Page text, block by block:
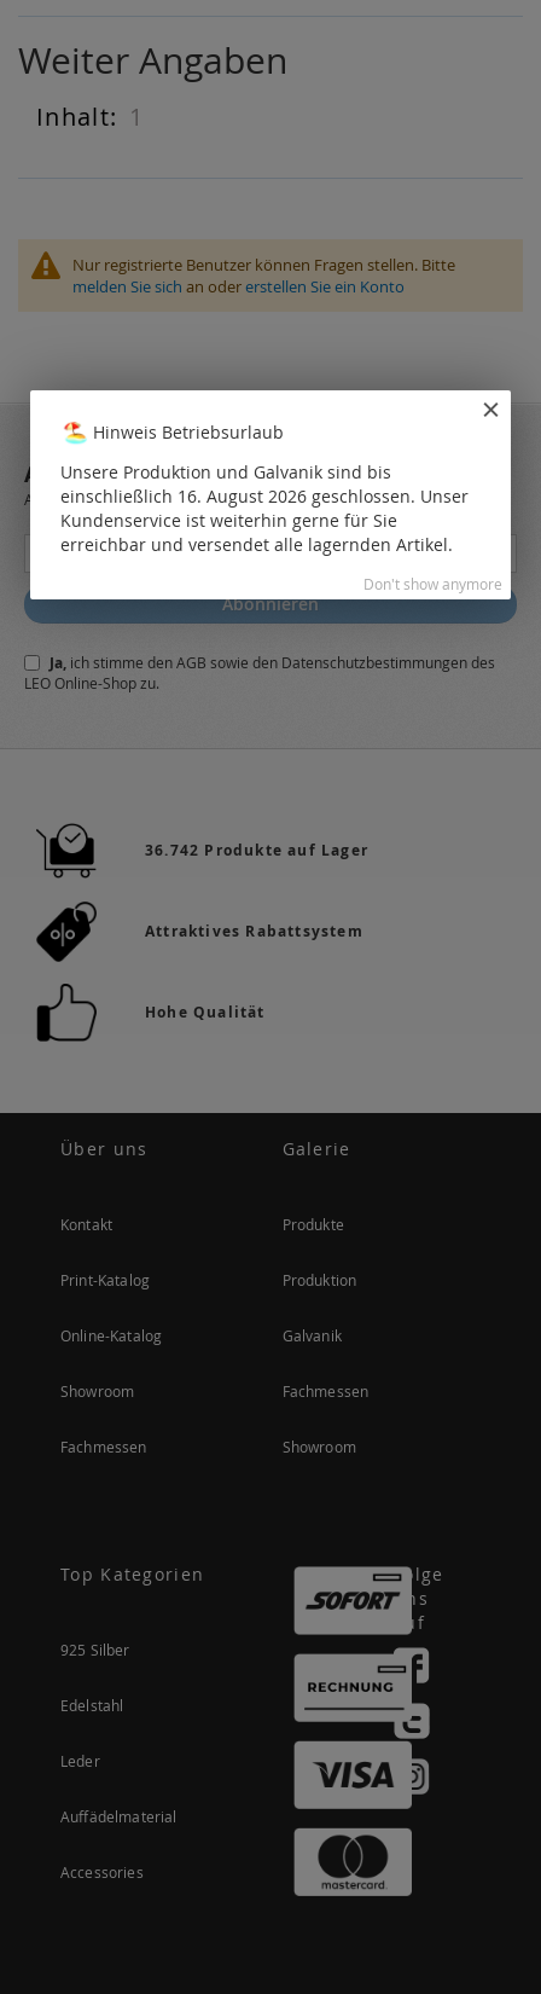
Weiter Angaben
Weiter
1
Nur registrierte Benutzer können Fragen stellen. Bitte
melden Sie sich an odererstellen Sie ein Konto
ABONNIEREN SIE UNSEREN NEWSLETTER
Always stay up to date and find out what's new from the very first hand.
Melden
sich
für
Newsletter
a:
Abonnieren
Ja, ich stimme denAGB sowie den Datenschutzbestimmungendes
LEO Online-Shop zu.
36.742 Produkte auf Lager
Attraktives Rabattsystem
Hohe Qualität
Über uns
Kontakt
Print-Katalog
Online-Katalog
Showroom
Fachmessen
Galerie
Produkte
Produktion
Galvanik
Fachmessen
Showroom
Top Kategorien
925 Silber
Edelstahl
Leder
Auffädelmaterial
Accessories
Folge
uns
auf
Hinweis Betriebsurlaub
Unsere Produktion und Galvanik sind bis
einschließlich 16. August 2026 geschlossen. Unser
Kundenservice ist weiterhin gerne für Sie
erreichbar und versendet alle lagernden Artikel.
Don't show anymore